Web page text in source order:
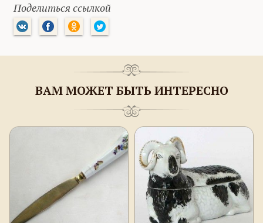
Поделиться ссылкой
ВАМ МОЖЕТ БЫТЬ ИНТЕРЕСНО